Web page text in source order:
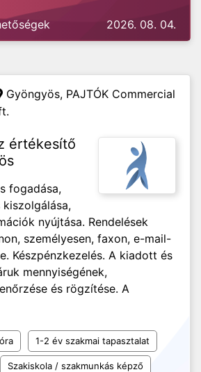
2026. 08. 04.
Gyöngyös, PAJTÓK Commercial
értékesítő
fogadása,
nyújtása. Rendelések
személyesen, faxon, e-mail-
Készpénzkezelés. A kiadott és
mennyiségének,
és rögzítése. A
1-2 év szakmai tapasztalat
Szakiskola / szakmunkás képző